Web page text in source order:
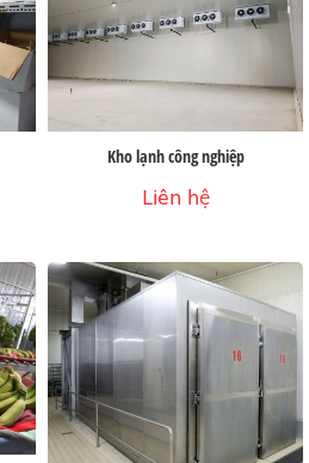
Kho lạnh công nghiệp
Liên hệ